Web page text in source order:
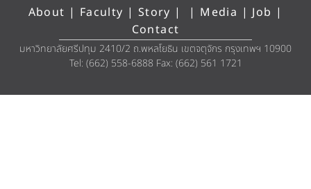
About | Faculty | Story | | Media | Job |
Contact
มหาวิทยาลัยศรีปทุม 2410/2 ถ.พหลโยธิน เขตจตุจักร กรุงเทพฯ 10900
Tel: (662) 558-6888 Fax: (662) 561 1721